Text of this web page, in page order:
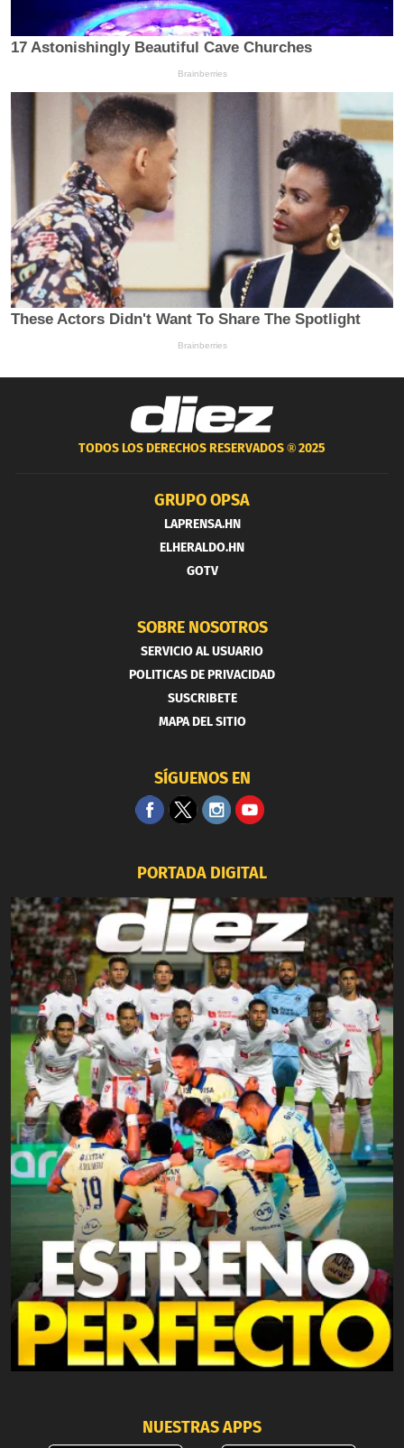
TODOS LOS DERECHOS RESERVADOS ®2025
GRUPO OPSA
LAPRENSA.HN
ELHERALDO.HN
GOTV
SOBRE NOSOTROS
SERVICIO AL USUARIO
POLITICAS DE PRIVACIDAD
SUSCRIBETE
MAPA DEL SITIO
SÍGUENOS EN
PORTADA DIGITAL
NUESTRAS APPS